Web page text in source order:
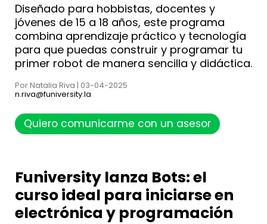
Diseñado para hobbistas, docentes y
jóvenes de 15 a 18 años, este programa
combina aprendizaje práctico y tecnología
para que puedas construir y programar tu
primer robot de manera sencilla y didáctica.
Por Natalia Riva | 03-04-2025
n.riva@funiversity.la
Quiero comunicarme con un asesor
Funiversity lanza Bots: el
curso ideal para iniciarse en
electrónica y programación